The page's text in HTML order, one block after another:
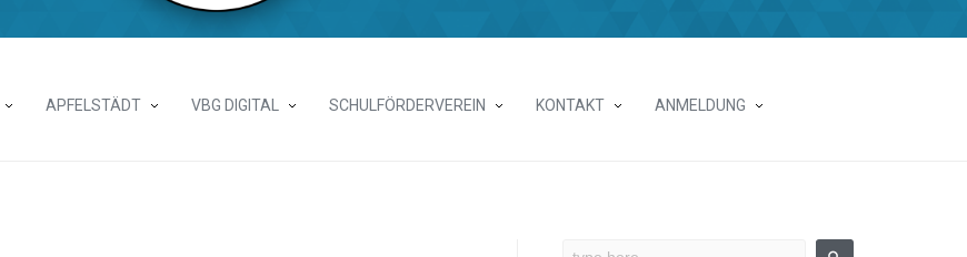
APFELSTÄDT VBG DIGITAL SCHULFÖRDERVEREIN KONTAKT ANMELDUNG